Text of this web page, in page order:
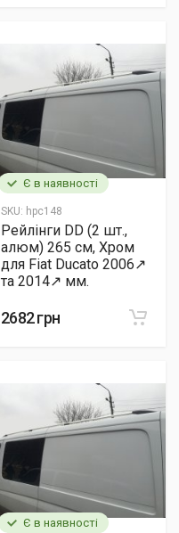
Є в наявності
SKU: hpc148
Рейлінги DD (2 шт.,
алюм) 265 см, Хром
для Fiat Ducato 2006↗
та 2014↗ мм.
2682 грн
Є в наявності